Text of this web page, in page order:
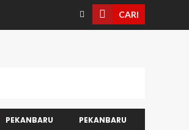
CARI
PEKANBARU PEKANBARU